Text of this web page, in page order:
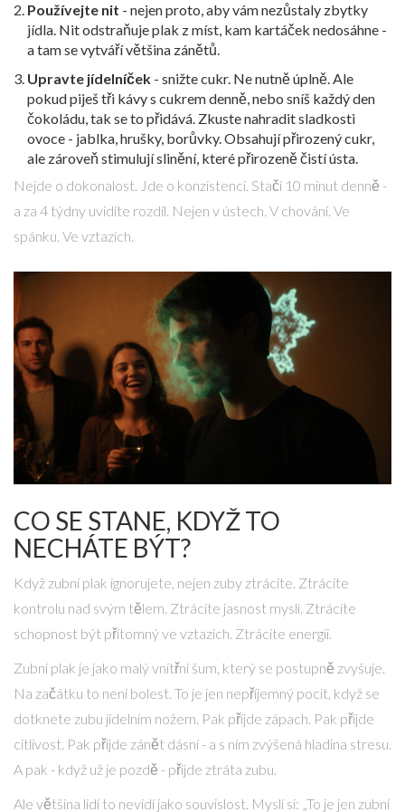
Používejte nit - nejen proto, aby vám nezůstaly zbytky
jídla. Nit odstraňuje plak z míst, kam kartáček nedosáhne -
a tam se vytváří většina zánětů.
Upravte jídelníček - snižte cukr. Ne nutně úplně. Ale
pokud piješ tři kávy s cukrem denně, nebo sníš každý den
čokoládu, tak se to přidává. Zkuste nahradit sladkosti
ovoce - jablka, hrušky, borůvky. Obsahují přirozený cukr,
ale zároveň stimulují slinění, které přirozeně čistí ústa.
Nejde o dokonalost. Jde o konzistenci. Stačí 10 minut denně -
a za 4 týdny uvidíte rozdíl. Nejen v ústech. V chování. Ve
spánku. Ve vztazích.
CO SE STANE, KDYŽ TO
NECHÁTE BÝT?
Když zubní plak ignorujete, nejen zuby ztrácíte. Ztrácíte
kontrolu nad svým tělem. Ztrácíte jasnost mysli. Ztrácíte
schopnost být přítomný ve vztazích. Ztrácíte energii.
Zubní plak je jako malý vnitřní šum, který se postupně zvyšuje.
Na začátku to není bolest. To je jen nepříjemný pocit, když se
dotknete zubu jídelním nožem. Pak přijde zápach. Pak přijde
citlivost. Pak přijde zánět dásní - a s ním zvýšená hladina stresu.
A pak - když už je pozdě - přijde ztráta zubu.
Ale většina lidí to nevidí jako souvislost. Myslí si: „To je jen zubní